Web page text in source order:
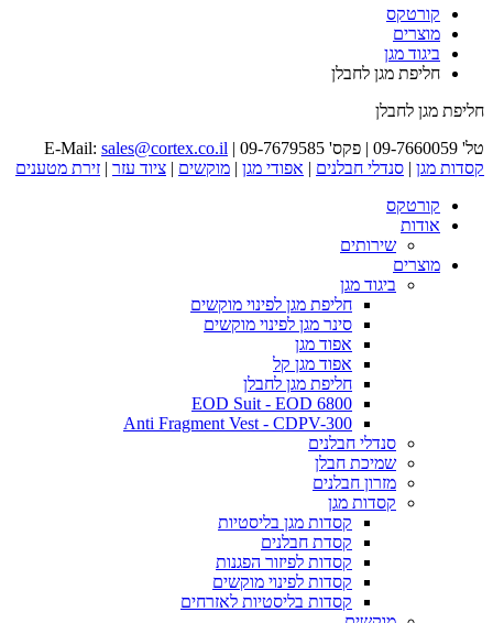
קורטקס
מוצרים
ביגוד מגן
חליפת מגן לחבלן
חליפת מגן לחבלן
טל' 09-7660059 | פקס' 09-7679585 | E-Mail:
sales@cortex.co.il
קסדות מגן | סנדלי חבלנים | אפודי מגן | מוקשים | ציוד עזר | זירת מטענים
קורטקס
אודות
שירותים
מוצרים
ביגוד מגן
חליפת מגן לפינוי מוקשים
סינר מגן לפינוי מוקשים
אפוד מגן
אפוד מגן קל
חליפת מגן לחבלן
EOD Suit - EOD 6800
Anti Fragment Vest - CDPV-300
סנדלי חבלנים
שמיכת חבלן
מזרון חבלנים
קסדות מגן
קסדות מגן בליסטיות
קסדת חבלנים
קסדות לפיזור הפגנות
קסדות לפינוי מוקשים
קסדות בליסטיות לאזרחים